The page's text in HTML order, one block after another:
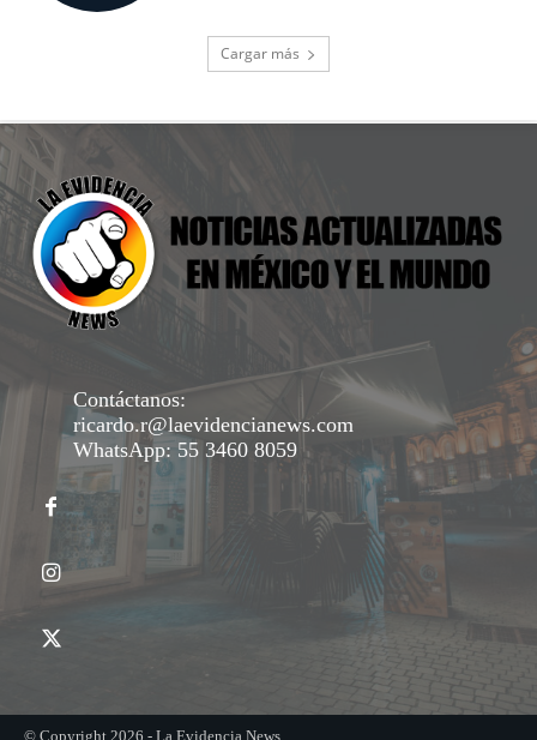
Cargar más
Contáctanos:
ricardo.r@laevidencianews.com
WhatsApp: 55 3460 8059
© Copyright 2026 - La Evidencia News